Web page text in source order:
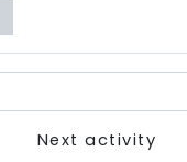
Next activity